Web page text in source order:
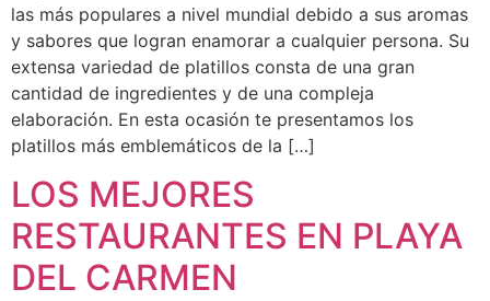
las más populares a nivel mundial debido a sus aromas
y sabores que logran enamorar a cualquier persona. Su
extensa variedad de platillos consta de una gran
cantidad de ingredientes y de una compleja
elaboración. En esta ocasión te presentamos los
platillos más emblemáticos de la […]
LOS MEJORES
RESTAURANTES EN PLAYA
DEL CARMEN